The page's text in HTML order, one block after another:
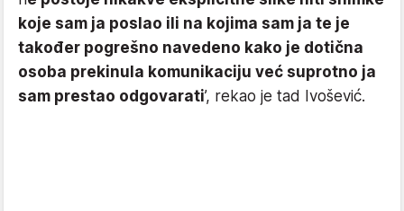
koje sam ja poslao ili na kojima sam ja te je
također pogrešno navedeno kako je dotična
osoba prekinula komunikaciju već suprotno ja
sam prestao odgovarati’, rekao je tad Ivošević.